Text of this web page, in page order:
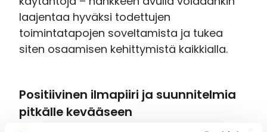
laajentaa hyväksi todettujen
toimintatapojen soveltamista ja tukea
siten osaamisen kehittymistä kaikkialla.
Positiivinen ilmapiiri ja suunnitelmia
pitkälle kevääseen